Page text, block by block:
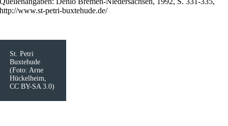
http://www.st-petri-buxtehude.de/
St. Petri
Buxtehude
(Foto: Arne
Hückelheim,
CC BY-SA 3.0)